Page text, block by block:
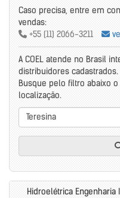
Caso precisa, entre em
vendas:
+55 (11) 2066-3211
A COEL atende no Brasil
distribuidores cadastrados.
Busque pelo filtro abaixo
localização.
Teresina
Hidroelétrica Engenharia